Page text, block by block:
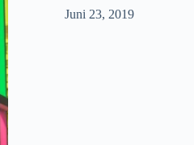
Juni 23, 2019